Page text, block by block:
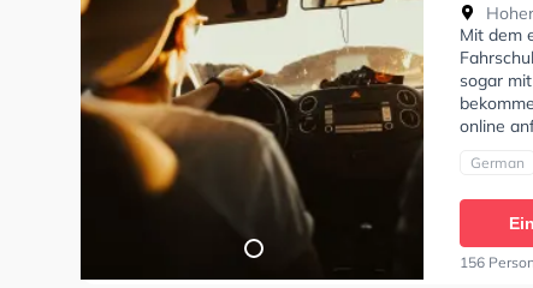
Mit dem
sogar
online
German
156